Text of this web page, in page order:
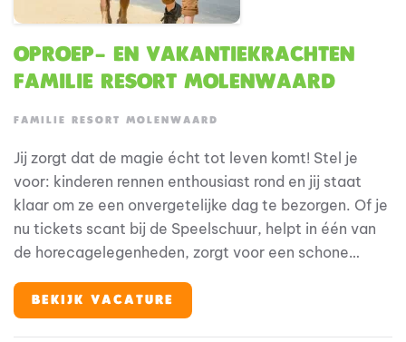
Oproep- en vakantiekrachten
Familie Resort Molenwaard
FAMILIE RESORT MOLENWAARD
Jij zorgt dat de magie écht tot leven komt! Stel je
voor: kinderen rennen enthousiast rond en jij staat
klaar om ze een onvergetelijke dag te bezorgen. Of je
nu tickets scant bij de Speelschuur, helpt in één van
de horecagelegenheden, zorgt voor een schone
Bij Familie Resort Molenwaard stap je in de wereld
van Fien & Teun, waar alles draait om plezier,
BEKIJK VACATURE